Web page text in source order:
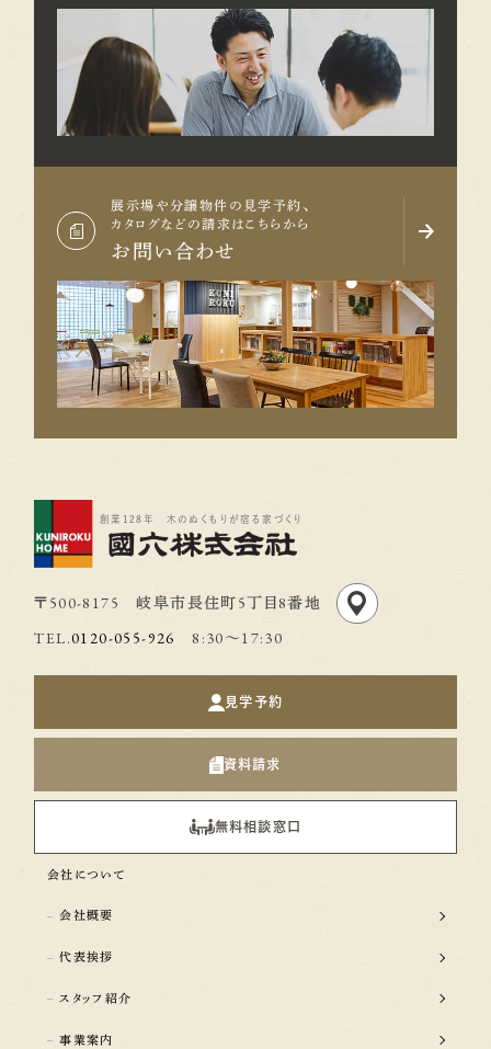
展示場や分譲物件の見学予約、
カタログなどの請求はこちらから
お問い合わせ
創業128年 木のぬくもりが宿る家づくり
〒500-8175 岐阜市長住町5丁目8番地
TEL.0120-055-926 8:30〜17:30
見学予約
資料請求
無料相談窓口
会社について
会社概要
代表挨拶
スタッフ紹介
事業案内